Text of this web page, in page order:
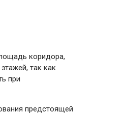
коридора,
так как
при
предстоящей